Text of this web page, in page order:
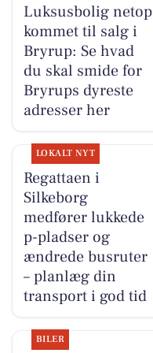
Luksusbolig netop
kommet til salg i
Bryrup: Se hvad
du skal smide for
Bryrups dyreste
adresser her
LOKALT NYT
Regattaen i
Silkeborg
medfører lukkede
p-pladser og
ændrede busruter
– planlæg din
transport i god tid
BILER